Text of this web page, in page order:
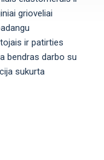
grioveliai
ir patirties
bendras darbo su
sukurta